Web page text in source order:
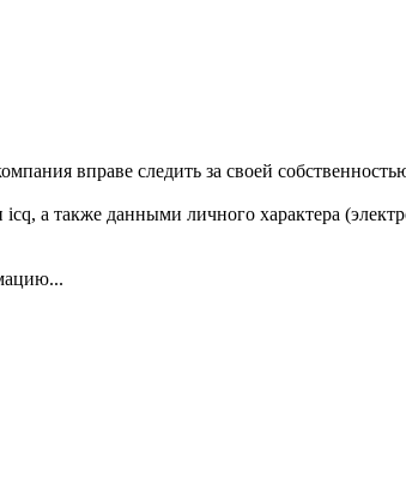
вправе следить за своей
а также данными личного характера